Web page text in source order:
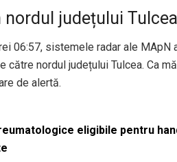
județului Tulcea
06:57, sistemele radar ale MApN
către nordul județului Tulcea. Ca
de alertă.
eligibile pentru